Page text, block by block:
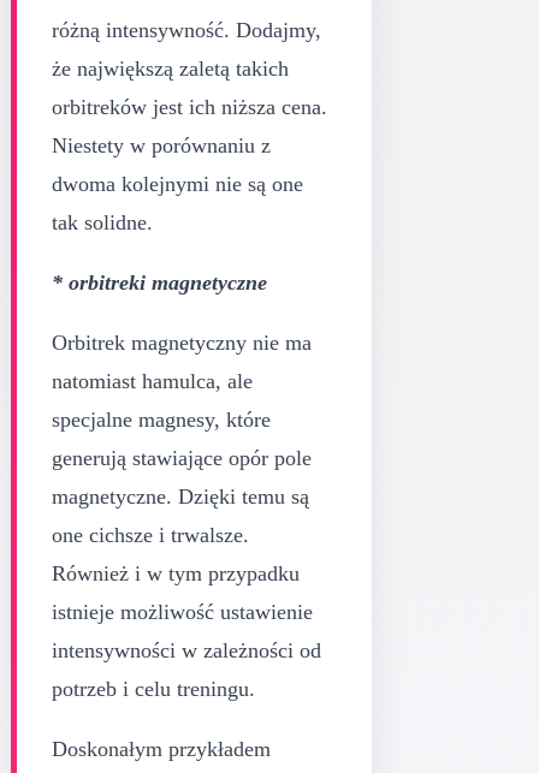
różną intensywność. Dodajmy,
że największą zaletą takich
orbitreków jest ich niższa cena.
Niestety w porównaniu z
dwoma kolejnymi nie są one
tak solidne.
* orbitreki magnetyczne
Orbitrek magnetyczny nie ma
natomiast hamulca, ale
specjalne magnesy, które
generują stawiające opór pole
magnetyczne. Dzięki temu są
one cichsze i trwalsze.
Również i w tym przypadku
istnieje możliwość ustawienie
intensywności w zależności od
potrzeb i celu treningu.
Doskonałym przykładem